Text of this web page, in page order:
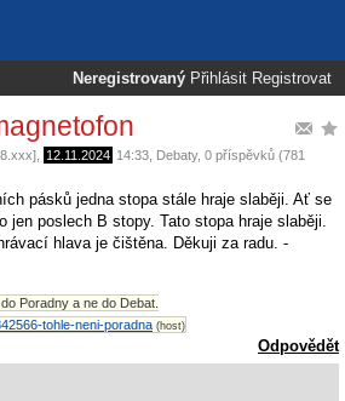
Neregistrovaný Přihlásit Registrovat
12.11.2024 14:33 Debaty, 0 příspěvků (781
pásků jedna stopa stále hraje slaběji. Ať se
jen poslech B stopy. Tato stopa hraje slaběji.
hlava je čištěna. Děkuji za radu. -
Poradny a ne do Debat.
tohle-neni-poradna (host)
Odpovědět